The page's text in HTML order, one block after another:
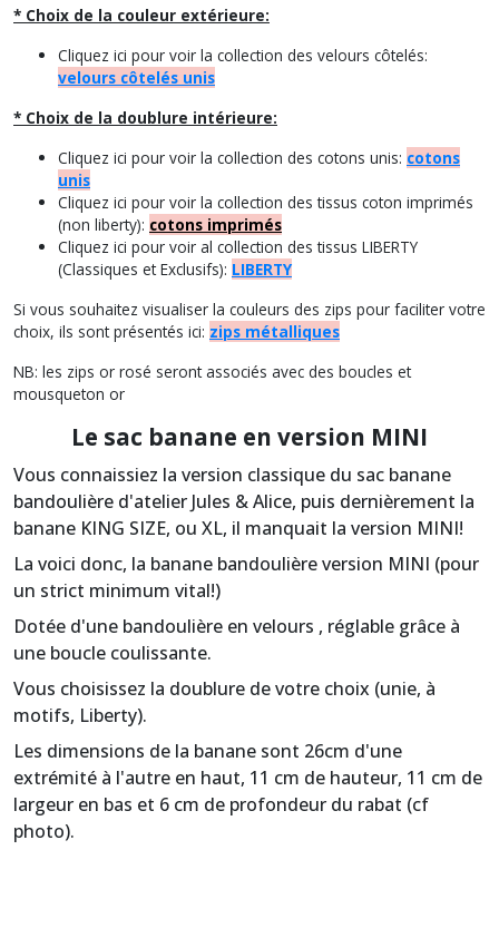
* Choix de la couleur extérieure:
Cliquez ici pour voir la collection des velours côtelés:
velours côtelés unis
* Choix de la doublure intérieure:
Cliquez ici pour voir la collection des cotons unis: cotons
unis
Cliquez ici pour voir la collection des tissus coton imprimés
(non liberty): cotons imprimés
Cliquez ici pour voir al collection des tissus LIBERTY
(Classiques et Exclusifs): LIBERTY
Si vous souhaitez visualiser la couleurs des zips pour faciliter votre
choix, ils sont présentés ici: zips métalliques
NB: les zips or rosé seront associés avec des boucles et
mousqueton or
Le sac banane en version MINI
Vous connaissiez la version classique du sac banane
bandoulière d'atelier Jules & Alice, puis dernièrement la
banane KING SIZE, ou XL, il manquait la version MINI!
La voici donc, la banane bandoulière version MINI (pour
un strict minimum vital!)
Dotée d'une bandoulière en velours , réglable grâce à
une boucle coulissante.
Vous choisissez la doublure de votre choix (unie, à
motifs, Liberty).
Les dimensions de la banane sont 26cm d'une
extrémité à l'autre en haut, 11 cm de hauteur, 11 cm de
largeur en bas et 6 cm de profondeur du rabat (cf
photo).